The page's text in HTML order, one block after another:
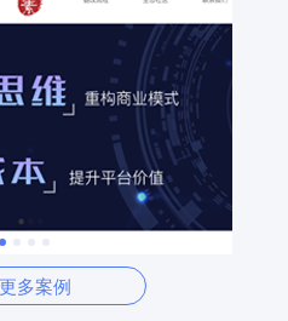
多案例